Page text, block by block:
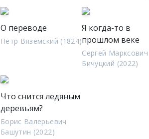
О переводе
Петр Вяземский (1824)
Я когда-то в
прошлом веке
Сергей Марксович
Бичуцкий (2022)
Что снится ледяным
деревьям?
Борис Валерьевич
Башутин (2022)